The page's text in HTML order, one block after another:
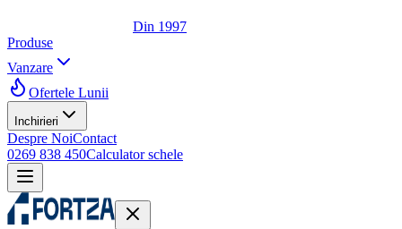
Din 1997
Produse
Vanzare
Ofertele Lunii
Inchirieri
Despre NoiContact
0269 838 450Calculator schele